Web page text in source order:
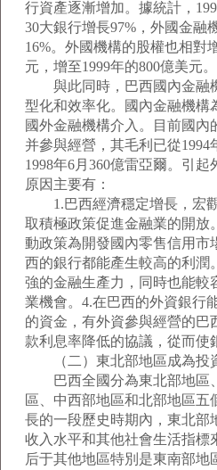
行資產逐漸增加。據統計，
30大銀行增長97%，外國金融
16%。外國機構的股權也相對
元，增至1999年的800億美元。
與此同時，巴西國內金融
型化和效率化。國內金融機構
國外金融機構介入。目前國內
并參與經營，其毛利已從1994
1998年6月360億雷亞爾。引起
原因主要有：
1.巴西經濟穩定增長，宏
取積極政策促進金融業的開放
動政策為開發國內零售信用市
西的銀行都能產生較高的利潤
強的金融生產力，同時也能較
業機會。4.在巴西的外資銀行
的資金，有外資參與經營的巴
款利息率降低的協議，從而使
（二）東北部地區成為投
巴西全國分為東北部地區
區、中西部地區和北部地區五
長的一段歷史時期內，東北部
收入水平和其他社會生活指標
后于其他地區特別是東南部地